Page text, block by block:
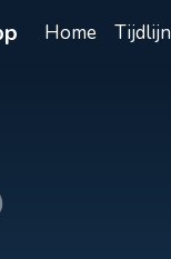
Home Tijdlijn